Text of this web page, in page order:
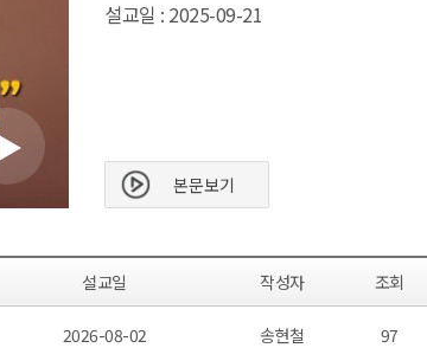
설교일 : 2025-09-21
본문보기
설교일 작성자 조회
2026-08-02 송현철 97